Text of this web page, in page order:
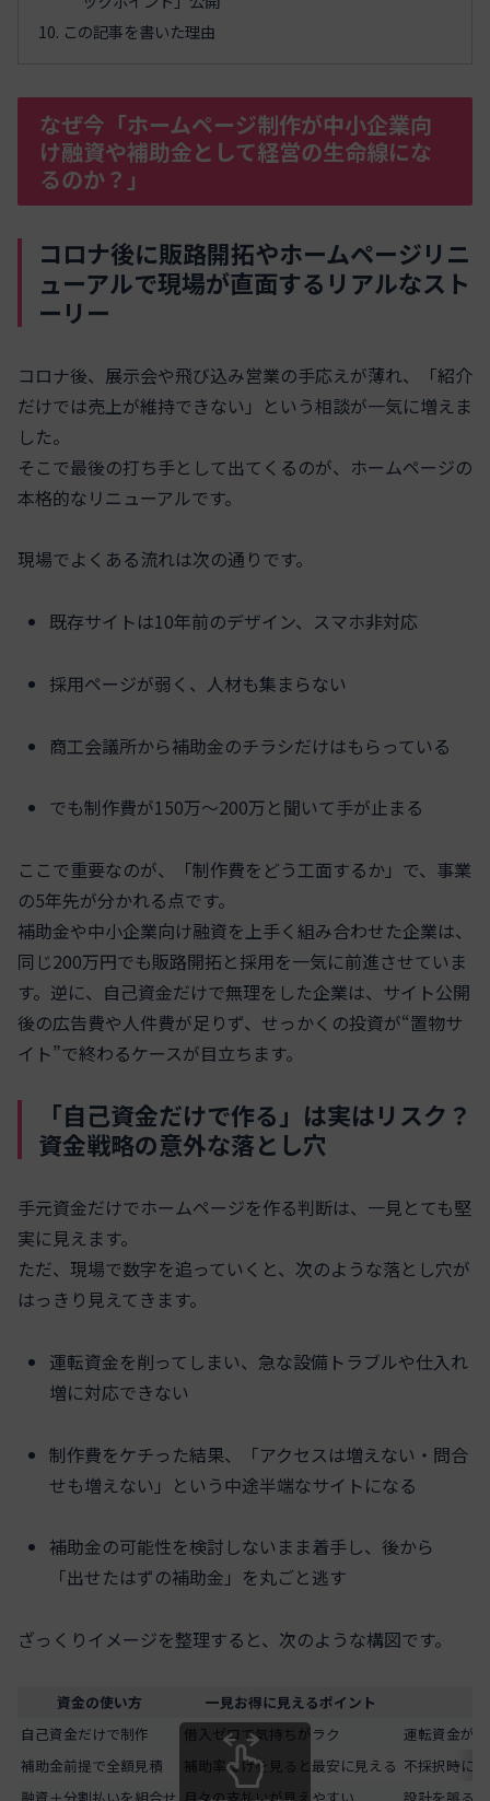
この記事を書いた理由
なぜ今「ホームページ制作が中小企業向
け融資や補助金として経営の生命線にな
るのか？」
コロナ後に販路開拓やホームページリニ
ューアルで現場が直面するリアルなスト
ーリー
コロナ後、展示会や飛び込み営業の手応えが薄れ、「紹介
だけでは売上が維持できない」という相談が一気に増えま
した。
そこで最後の打ち手として出てくるのが、ホームページの
本格的なリニューアルです。
現場でよくある流れは次の通りです。
既存サイトは10年前のデザイン、スマホ非対応
採用ページが弱く、人材も集まらない
商工会議所から補助金のチラシだけはもらっている
でも制作費が150万〜200万と聞いて手が止まる
ここで重要なのが、「制作費をどう工面するか」で、事業
の5年先が分かれる点です。
補助金や中小企業向け融資を上手く組み合わせた企業は、
同じ200万円でも販路開拓と採用を一気に前進させていま
す。逆に、自己資金だけで無理をした企業は、サイト公開
後の広告費や人件費が足りず、せっかくの投資が“置物サ
イト”で終わるケースが目立ちます。
「自己資金だけで作る」は実はリスク？
資金戦略の意外な落とし穴
手元資金だけでホームページを作る判断は、一見とても堅
実に見えます。
ただ、現場で数字を追っていくと、次のような落とし穴が
はっきり見えてきます。
運転資金を削ってしまい、急な設備トラブルや仕入れ
増に対応できない
制作費をケチった結果、「アクセスは増えない・問合
せも増えない」という中途半端なサイトになる
補助金の可能性を検討しないまま着手し、後から
「出せたはずの補助金」を丸ごと逃す
ざっくりイメージを整理すると、次のような構図です。
資金の使い方
一見お得に見えるポイント
自己資金だけで制作
借入ゼロで気持ちがラク
運転資金が
補助金前提で全額見積
補助率だけを見ると最安に見える 不採択時に